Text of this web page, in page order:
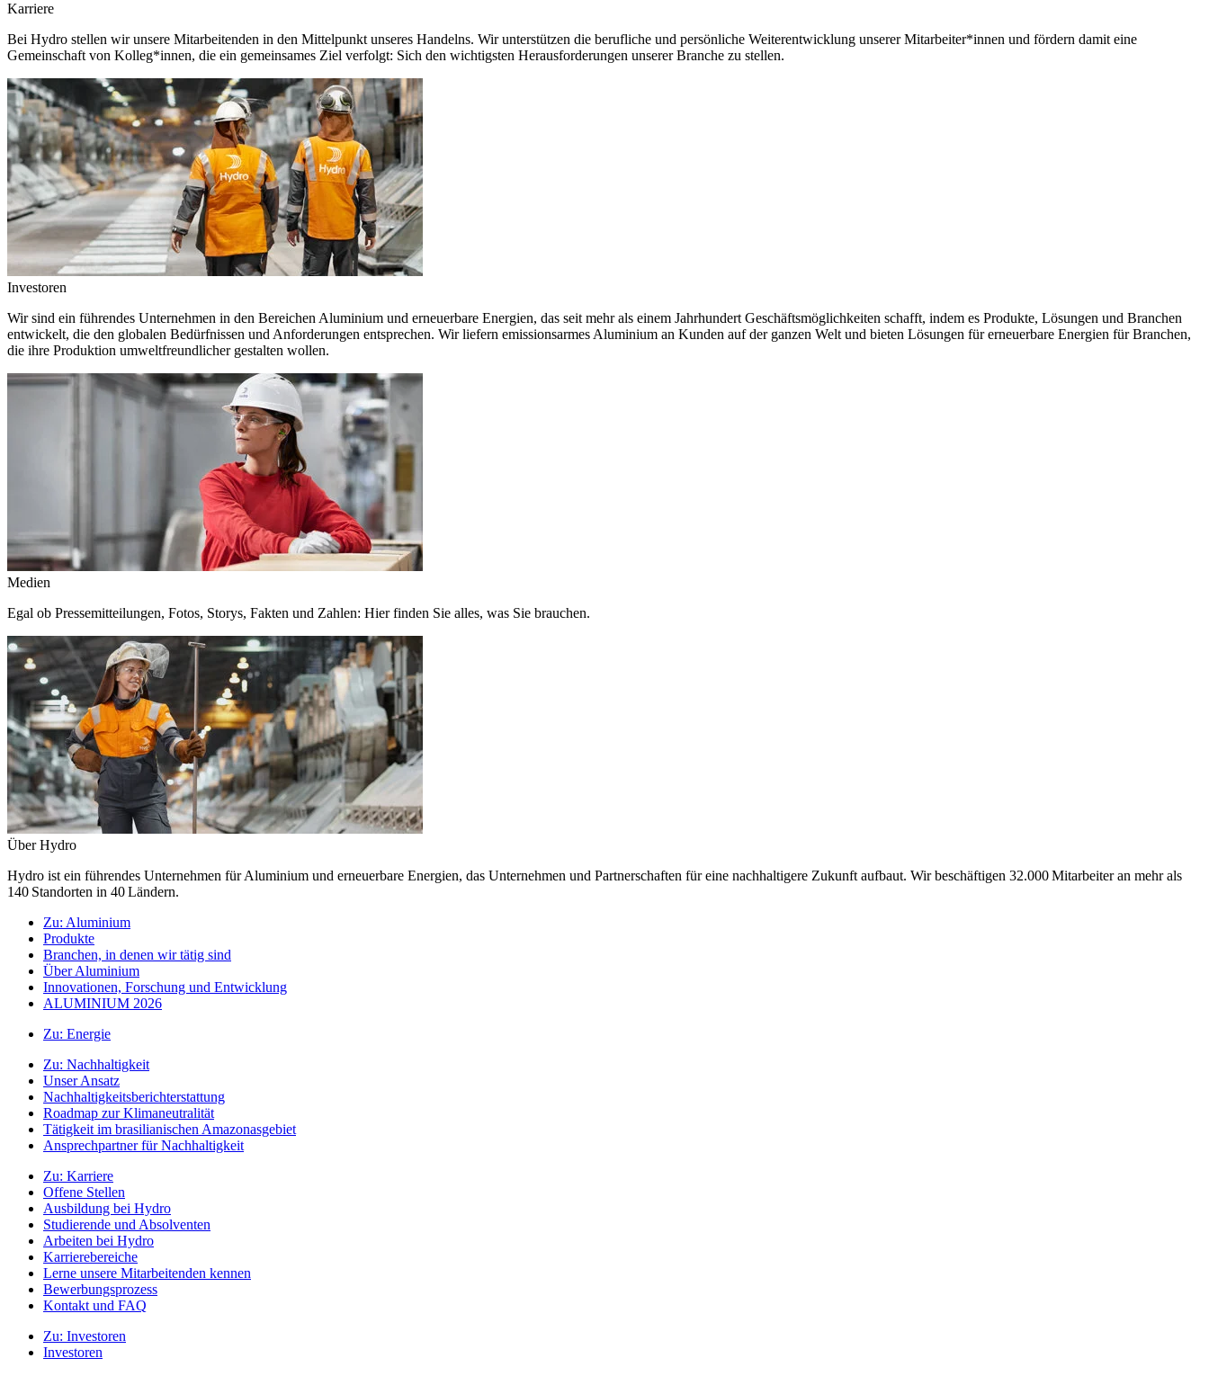
Karriere
Bei Hydro stellen wir unsere Mitarbeitenden in den Mittelpunkt unseres Handelns. Wir unterstützen die berufliche und persönliche Weiterentwicklung unserer Mitarbeiter*innen und fördern damit eine
Gemeinschaft von Kolleg*innen, die ein gemeinsames Ziel verfolgt: Sich den wichtigsten Herausforderungen unserer Branche zu stellen.
Investoren
Wir sind ein führendes Unternehmen in den Bereichen Aluminium und erneuerbare Energien, das seit mehr als einem Jahrhundert Geschäftsmöglichkeiten schafft, indem es Produkte, Lösungen und Branchen
entwickelt, die den globalen Bedürfnissen und Anforderungen entsprechen. Wir liefern emissionsarmes Aluminium an Kunden auf der ganzen Welt und bieten Lösungen für erneuerbare Energien für Branchen,
die ihre Produktion umweltfreundlicher gestalten wollen.
Medien
Egal ob Pressemitteilungen, Fotos, Storys, Fakten und Zahlen: Hier finden Sie alles, was Sie brauchen.
Über Hydro
Hydro ist ein führendes Unternehmen für Aluminium und erneuerbare Energien, das Unternehmen und Partnerschaften für eine nachhaltigere Zukunft aufbaut. Wir beschäftigen 32.000 Mitarbeiter an mehr als
140 Standorten in 40 Ländern.
Zu: Aluminium
Produkte
Branchen, in denen wir tätig sind
Über Aluminium
Innovationen, Forschung und Entwicklung
ALUMINIUM 2026
Zu: Energie
Zu: Nachhaltigkeit
Unser Ansatz
Nachhaltigkeitsberichterstattung
Roadmap zur Klimaneutralität
Tätigkeit im brasilianischen Amazonasgebiet
Ansprechpartner für Nachhaltigkeit
Zu: Karriere
Offene Stellen
Ausbildung bei Hydro
Studierende und Absolventen
Arbeiten bei Hydro
Karrierebereiche
Lerne unsere Mitarbeitenden kennen
Bewerbungsprozess
Kontakt und FAQ
Zu: Investoren
Investoren